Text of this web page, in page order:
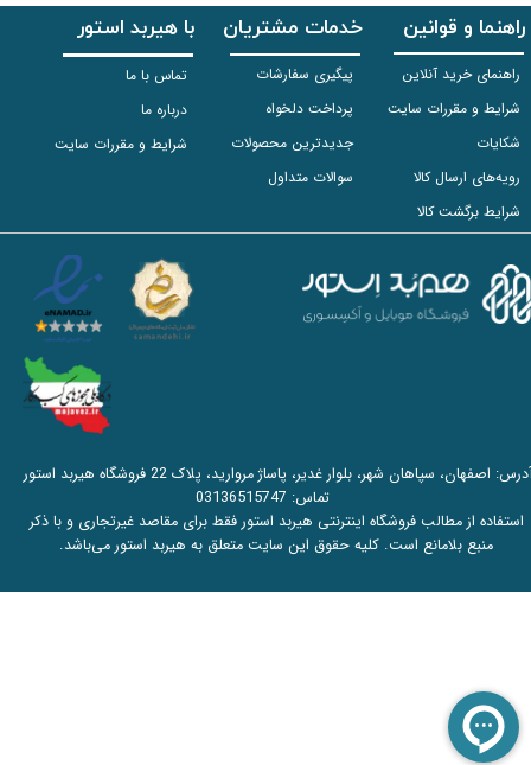
راهنما و قوانین
راهنمای خرید آنلاین
شرایط و مقررات سایت
شکایات
رویه‌های ارسال کالا
شرایط برگشت کالا
خدمات مشتریان
پیگیری سفارشات
پرداخت دلخواه
جدیدترین محصولات
سوالات متداول
با هیربد استور
تماس با ما
درباره ما
شرایط و مقررات سایت
آدرس: اصفهان، سپاهان شهر، بلوار غدیر، پاساژ مروارید، پلاک 22 فروشگاه هیربد استور
تماس: 03136515747
استفاده از مطالب فروشگاه اینترنتی هیربد استور فقط برای مقاصد غیرتجاری و با ذکر
منبع بلامانع است. کلیه حقوق این سایت متعلق به هیربد استور می‌باشد.​​​​​​​